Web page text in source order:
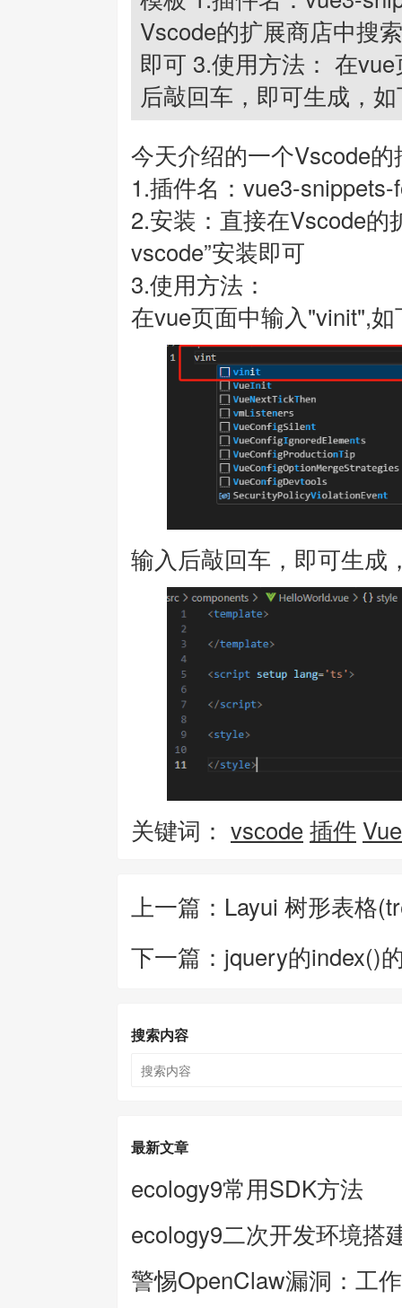
Vscode的扩展商店中搜
即可 3.使用方法： 在
后敲回车，即可生成，
今天介绍的一个Vscode
1.插件名：vue3-
2.安装：直接在Vscode的
vscode”安装即可
3.使用方法：
在vue页面中输入"vinit",
输入后敲回车，即可生成
关键词： vscode 插件
上一篇：Layui 树形表格
下一篇：jquery的index()
搜索内容
最新文章
ecology9常用SDK方法
ecology9二次开发环境搭
警惕OpenClaw漏洞：工